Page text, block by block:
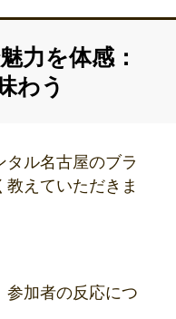
力を体感：
わう
ル名古屋のブラ
えていただきま
参加者の反応につ